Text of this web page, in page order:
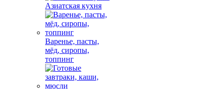
Азиатская кухня
Варенье, пасты,
мёд, сиропы,
топпинг